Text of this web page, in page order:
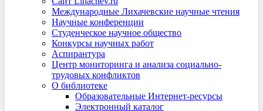
Международные Лихачевские научные чтения
Научные конференции
Студенческое научное общество
Конкурсы научных работ
Аспирантура
Центр мониторинга и анализа социально-
трудовых конфликтов
О библиотеке
Образовательные Интернет-ресурсы
Электронный каталог